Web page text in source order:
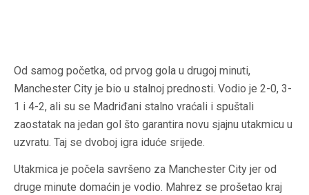
Od samog početka, od prvog gola u drugoj minuti,
Manchester City je bio u stalnoj prednosti. Vodio je 2-0, 3-
1 i 4-2, ali su se Madriđani stalno vraćali i spuštali
zaostatak na jedan gol što garantira novu sjajnu utakmicu u
uzvratu. Taj se dvoboj igra iduće srijede.
Utakmica je počela savršeno za Manchester City jer od
druge minute domaćin je vodio. Mahrez se prošetao kraj